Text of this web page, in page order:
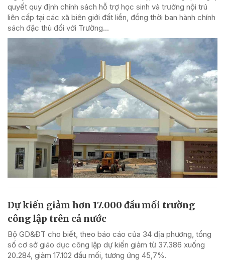
quyết quy định chính sách hỗ trợ học sinh và trường nội trú
liên cấp tại các xã biên giới đất liền, đồng thời ban hành chính
sách đặc thù đối với Trường...
Dự kiến giảm hơn 17.000 đầu mối trường
công lập trên cả nước
Bộ GD&ĐT cho biết, theo báo cáo của 34 địa phương, tổng
số cơ sở giáo dục công lập dự kiến giảm từ 37.386 xuống
20.284, giảm 17.102 đầu mối, tương ứng 45,7%.